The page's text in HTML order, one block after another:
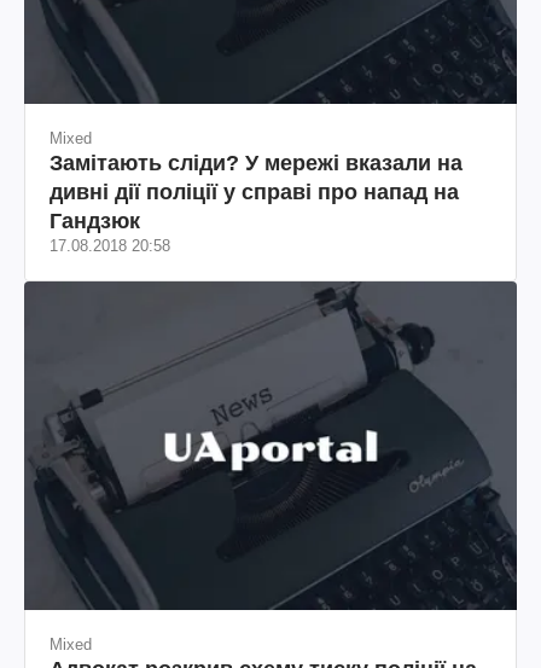
Mixed
Замітають сліди? У мережі вказали на
дивні дії поліції у справі про напад на
Гандзюк
17.08.2018 20:58
Mixed